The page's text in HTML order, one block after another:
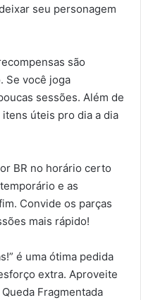
seu personagem
são
Se você joga
sessões. Além de
úteis pro dia a dia
BR no horário certo
e as
Convide os parças
mais rápido!
é uma ótima pedida
extra. Aproveite
Fragmentada